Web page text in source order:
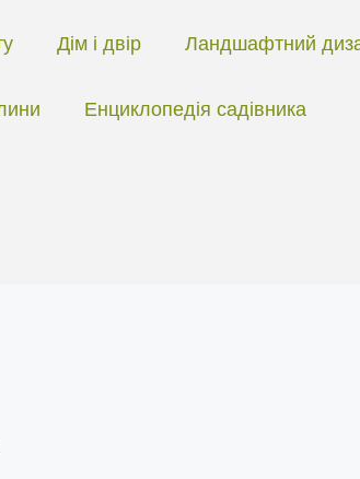
Дім і двір Ландшафтний
Енциклопедія садівника